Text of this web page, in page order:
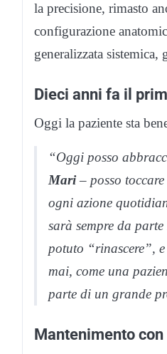
la precisione, rimasto
configurazione
generalizzata
Dieci anni fa il
Oggi la paziente sta
“Oggi posso
Mari– posso
ogni azione
sarà sempre da
potuto “rinascere”,
mai, come una
parte di un grande
Mantenimento